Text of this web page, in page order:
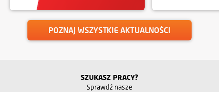
POZNAJ WSZYSTKIE AKTUALNOŚCI
SZUKASZ PRACY?
Sprawdź nasze